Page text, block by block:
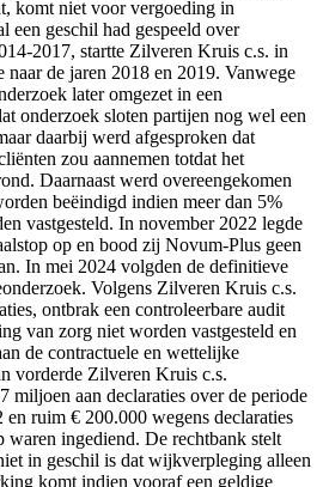
komt niet voor vergoeding in
een geschil had gespeeld over
2017, startte Zilveren Kruis c.s. in
naar de jaren 2018 en 2019. Vanwege
later omgezet in een
onderzoek sloten partijen nog wel een
daarbij werd afgesproken dat
zou aannemen totdat het
Daarnaast werd overeengekomen
beëindigd indien meer dan 5%
vastgesteld. In november 2022 legde
op en bood zij Novum-Plus geen
In mei 2024 volgden de definitieve
Volgens Zilveren Kruis c.s.
ontbrak een controleerbare audit
van zorg niet worden vastgesteld en
de contractuele en wettelijke
vorderde Zilveren Kruis c.s.
miljoen aan declaraties over de periode
en ruim € 200.000 wegens declaraties
waren ingediend. De rechtbank stelt
in geschil is dat wijkverpleging alleen
komt indien vooraf een geldige